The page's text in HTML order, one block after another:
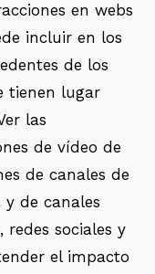
en webs
incluir en los
de los
tienen lugar
las
de vídeo de
de canales de
de canales
redes sociales y
el impacto